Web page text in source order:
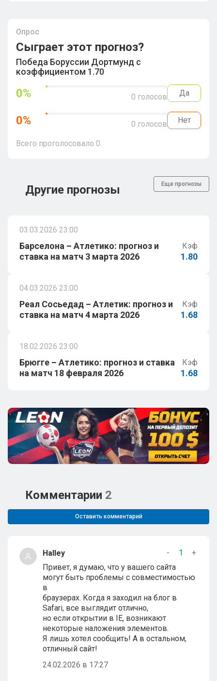
Опрос
Сыграет этот прогноз?
Победа Боруссии Дортмунд с
коэффициентом 1.70
0% 0 голосов Да
0% 0 голосов Нет
Всего проголосовало 0
Другие прогнозы Еще прогнозы
03.03.2026 23:00
Барселона – Атлетико: прогноз и
ставка на матч 3 марта 2026
Кэф
1.80
04.03.2026 23:00
Реал Сосьедад – Атлетик: прогноз и
ставка на матч 4 марта 2026
Кэф
1.68
18.02.2026 23:00
Брюгге – Атлетико: прогноз и ставка
на матч 18 февраля 2026
Кэф
1.68
Комментарии 2
Оставить комментарий
Halley - 1
+
Привет, я думаю, что у вашего сайта
могут быть проблемы с совместимостью
в
браузерах. Когда я заходил на блог в
Safari, все выглядит отлично,
но если открытии в IE, возникают
некоторые наложения элементов.
Я лишь хотел сообщить! А в остальном,
отличный сайт!
24.02.2026 в 17:27